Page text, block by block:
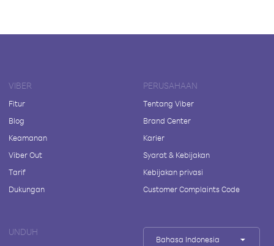
VIBER
Fitur
Blog
Keamanan
Viber Out
Tarif
Dukungan
PERUSAHAAN
Tentang Viber
Brand Center
Karier
Syarat & Kebijakan
Kebijakan privasi
Customer Complaints Code
UNDUH
Bahasa Indonesia